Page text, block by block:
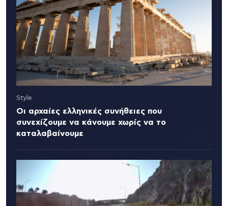
Style
Οι αρχαίες ελληνικές συνήθειες που
συνεχίζουμε να κάνουμε χωρίς να το
καταλαβαίνουμε